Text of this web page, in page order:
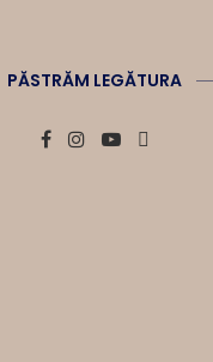
PĂSTRĂM LEGĂTURA